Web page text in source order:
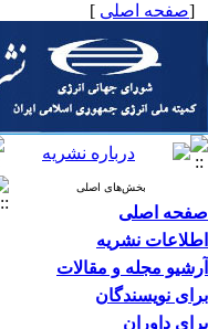
[صفحه اصلی ]
بخش‌های اصلی
صفحه اصلی
اطلاعات نشریه
آرشیو مجله و مقالات
برای نویسندگان
برای داوران